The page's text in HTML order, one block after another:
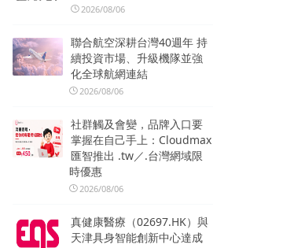
2026/08/06
聯合航空深耕台灣40週年 持
續投資市場、升級機隊並強
化全球航網連結
2026/08/06
社群觸及會變，品牌入口要
掌握在自己手上：Cloudmax
匯智推出 .tw／.台灣網域限
時優惠
2026/08/06
真健康醫療（02697.HK）與
天津具身智能創新中心達成